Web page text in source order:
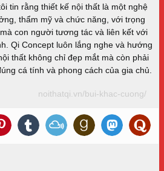
tin rằng thiết kế nội thất là một nghệ
thẩm mỹ và chức năng, với trọng
con người tương tác và liên kết với
Qi Concept luôn lắng nghe và hướng
thất không chỉ đẹp mắt mà còn phải
cá tính và phong cách của gia chủ.
noithatqi.vn/bui-khac-cuong/